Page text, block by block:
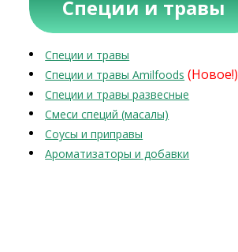
Специи и травы
Специи и травы
Специи и травы Amilfoods (Новое!)
Специи и травы развесные
Смеси специй (масалы)
Соусы и приправы
Ароматизаторы и добавки